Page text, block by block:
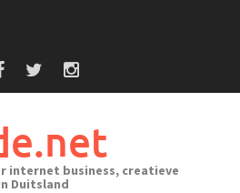
internet business, creatieve
Duitsland